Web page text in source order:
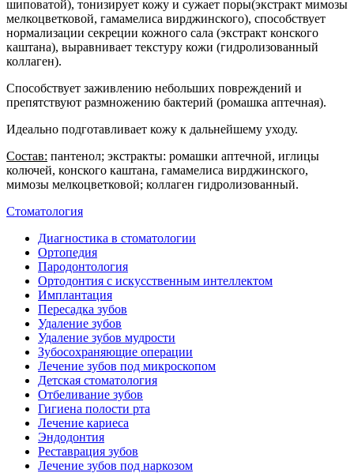
шиповатой), тонизирует кожу и сужает поры(экстракт мимозы
мелкоцветковой, гамамелиса вирджинского), способствует
нормализации секреции кожного сала (экстракт конского
каштана), выравнивает текстуру кожи (гидролизованный
коллаген).
Способствует заживлению небольших повреждений и
препятствуют размножению бактерий (ромашка аптечная).
Идеально подготавливает кожу к дальнейшему уходу.
Состав: пантенол; экстракты: ромашки аптечной, иглицы
колючей, конского каштана, гамамелиса вирджинского,
мимозы мелкоцветковой; коллаген гидролизованный.
Стоматология
Диагностика в стоматологии
Ортопедия
Пародонтология
Ортодонтия с искусственным интеллектом
Имплантация
Пересадка зубов
Удаление зубов
Удаление зубов мудрости
Зубосохраняющие операции
Лечение зубов под микроскопом
Детская стоматология
Отбеливание зубов
Гигиена полости рта
Лечение кариеса
Эндодонтия
Реставрация зубов
Лечение зубов под наркозом